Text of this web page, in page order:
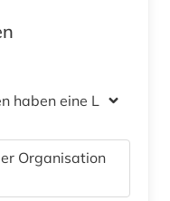
haben eine Lizenz
Organisation